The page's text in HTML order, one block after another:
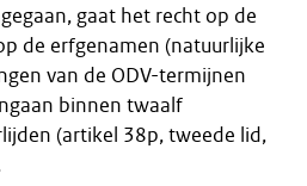
gaat het recht op de
de erfgenamen (natuurlijke
van de ODV-termijnen
binnen twaalf
(artikel 38p, tweede lid,